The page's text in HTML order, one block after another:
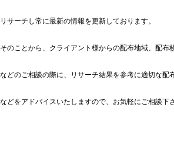
リサーチし常に最新の情報を更新しております。
そのことから、クライアント様からの配布地域、配布
などのご相談の際に、リサーチ結果を参考に適切な配
などをアドバイスいたしますので、お気軽にご相談下